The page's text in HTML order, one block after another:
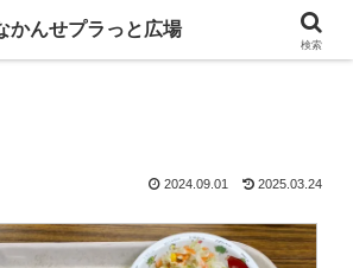
2024.09.01 2025.03.24
かんせプラっと広場
検索